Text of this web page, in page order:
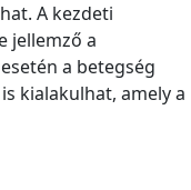
A kezdeti
jellemző a
a betegség
kialakulhat, amely a